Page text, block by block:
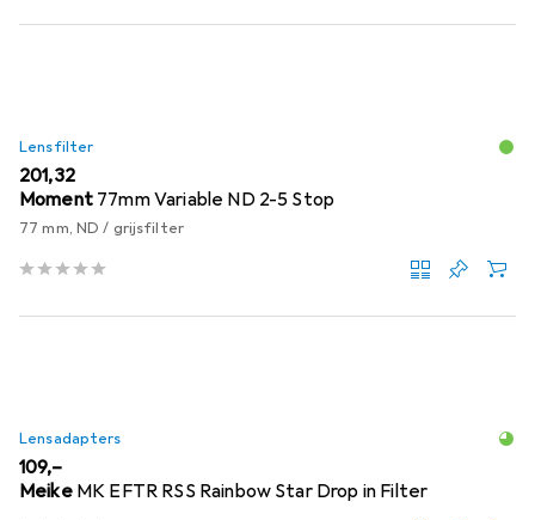
Lensfilter
EUR
201,32
Moment 77mm Variable ND 2-5 Stop
77 mm, ND / grijsfilter
Lensadapters
EUR
109,–
Meike MK EFTR RSS Rainbow Star Drop in Filter